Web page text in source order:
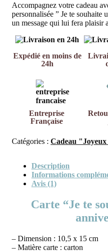
Accompagnez votre cadeau
personnalisée ” Je te
un message qui lui fera plaisir
Expédié en moins de
24h
Entreprise
Française
Catégories : Cadeau
Description
Informations
Avis (1)
Carte “Je te
– Dimension : 10,5 x 15 cm
– Matière carte : carton